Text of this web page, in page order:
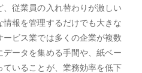
従業員の入れ替わりが激しい
報を管理するだけでも大きな
ビス業では多くの企業が複数
ータを集める手間や、紙ベー
いることが、業務効率を低下